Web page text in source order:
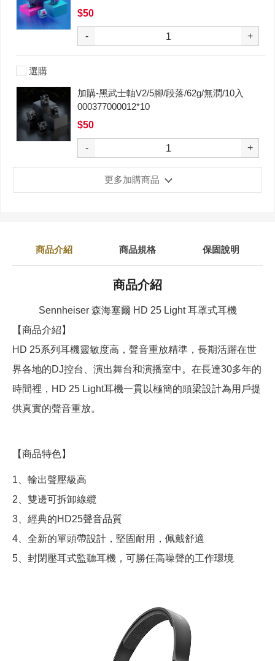
$50
- +
選購
加購-黑武士軸V2/5腳/段落/62g/無潤/10入
000377000012*10
$50
- +
更多加購商品
商品介紹 商品規格 保固說明
商品介紹
Sennheiser 森海塞爾 HD 25 Light 耳罩式耳機
【商品介紹】
HD 25系列耳機靈敏度高，聲音重放精準，長期活躍在世
界各地的DJ控台、演出舞台和演播室中。在長達30多年的
時間裡，HD 25 Light耳機一貫以極簡的頭梁設計為用戶提
供真實的聲音重放。
【商品特色】
1、輸出聲壓級高
2、雙邊可拆卸線纜
3、經典的HD25聲音品質
4、全新的單頭帶設計，堅固耐用，佩戴舒適
5、封閉壓耳式監聽耳機，可勝任高噪聲的工作環境